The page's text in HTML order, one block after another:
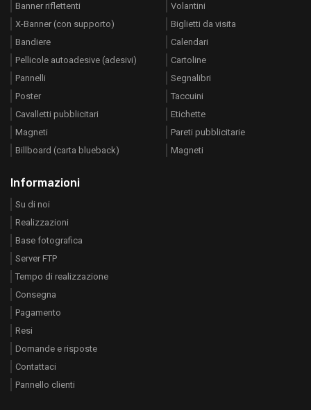
Banner riflettenti
X-Banner (con supporto)
Bandiere
Pellicole autoadesive (adesivi)
Pannelli
Poster
Cavalletti pubblicitari
Magneti
Billboard (carta blueback)
Volantini
Biglietti da visita
Calendari
Cartoline
Segnalibri
Taccuini
Etichette
Pareti pubblicitarie
Magneti
Informazioni
Su di noi
Realizzazioni
Base fotografica
Server FTP
Tempo di realizzazione
Consegna
Pagamento
Resi
Domande e risposte
Contattaci
Pannello clienti